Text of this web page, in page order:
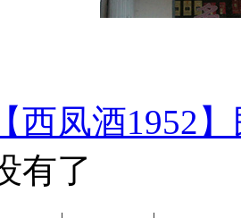
【西凤酒1952
有了